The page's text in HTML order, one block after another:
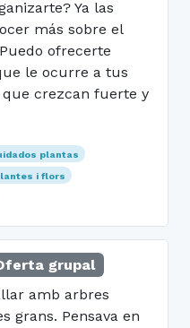
Ya las
más sobre el
ofrecerte
le ocurre a tus
crezcan fuerte y
plantas
i flors
grupal
amb arbres
grans. Pensava en